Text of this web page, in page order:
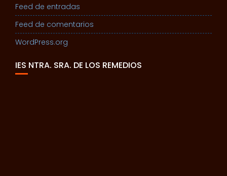
Feed de entradas
Feed de comentarios
WordPress.org
IES NTRA. SRA. DE LOS REMEDIOS